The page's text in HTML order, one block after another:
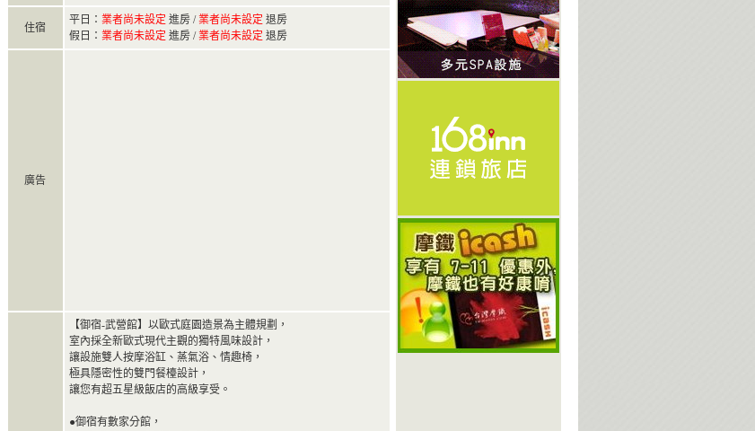
住宿
平日： 業者尚未設定 進房 /業者尚未設定 退房
假日： 業者尚未設定 進房 /業者尚未設定 退房
廣告
【御宿-武營館】以歐式庭園造景為主體規劃，
室內採全新歐式現代主觀的獨特風味設計，
讓設施雙人按摩浴缸、蒸氣浴、情趣椅，
極具隱密性的雙門餐檯設計，
讓您有超五星級飯店的高級享受。
●御宿有數家分館，